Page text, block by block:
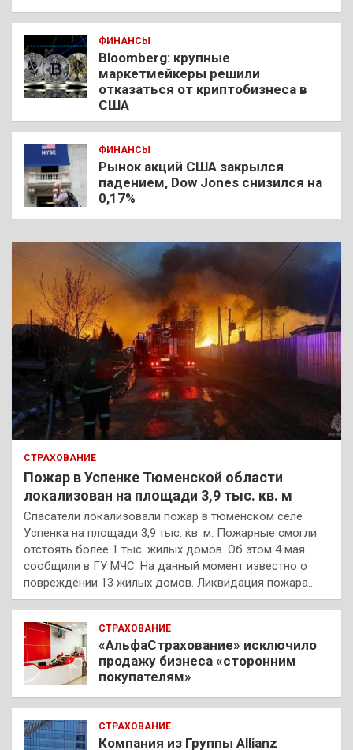
ФИНАНСЫ
Bloomberg: крупные
маркетмейкеры решили
отказаться от криптобизнеса в
США
ФИНАНСЫ
Рынок акций США закрылся
падением, Dow Jones снизился на
0,17%
СТРАХОВАНИЕ
Пожар в Успенке Тюменской области
локализован на площади 3,9 тыс. кв. м
Спасатели локализовали пожар в тюменском селе
Успенка на площади 3,9 тыс. кв. м. Пожарные смогли
отстоять более 1 тыс. жилых домов. Об этом 4 мая
сообщили в ГУ МЧС. На данный момент известно о
повреждении 13 жилых домов. Ликвидация пожара…
СТРАХОВАНИЕ
«АльфаСтрахование» исключило
продажу бизнеса «сторонним
покупателям»
СТРАХОВАНИЕ
Компания из Группы Allianz